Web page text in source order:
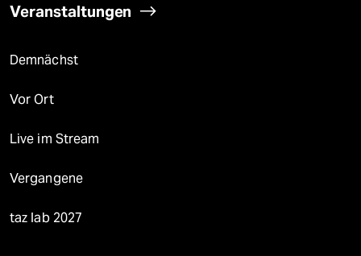
Veranstaltungen
Demnächst
Vor Ort
Live im Stream
Vergangene
taz lab 2027